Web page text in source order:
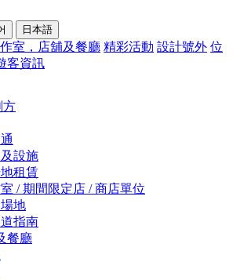
日本語
室，店舖及餐廳 精彩活動 設計號外 位
客資訊
方
設施
租賃
/ 期間限定店 / 商店單位
地
指南
餐廳